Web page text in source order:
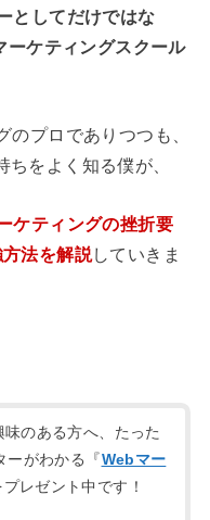
としてだけではな
ーケティングスクール
プロでありつつも、
をよく知る僕が、
ケティングの挫折要
法を解説していきま
のある方へ、たった
ーがわかる『Webマー
プレゼント中です！